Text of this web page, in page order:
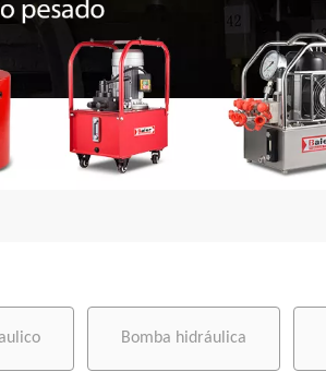
Bomba hidráulica